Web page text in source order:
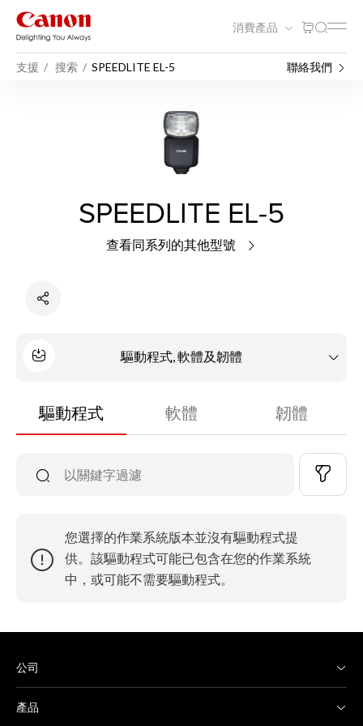
消費產品
支援 搜索 SPEEDLITE EL-5 聯絡我們
SPEEDLITE EL-5
查看同系列的其他型號
驅動程式, 軟體及韌體
驅動程式 軟體 韌體
您選擇的作業系統版本並沒有驅動程式提
供。該驅動程式可能已包含在您的作業系統
中，或可能不需要驅動程式。
公司
產品